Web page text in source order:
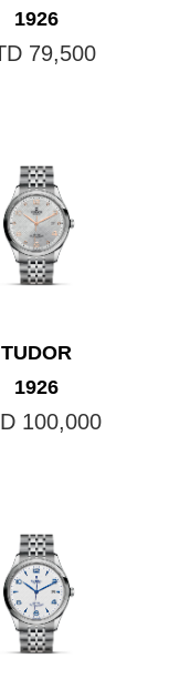
1926
79,500
TUDOR
1926
100,000